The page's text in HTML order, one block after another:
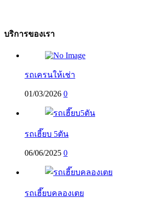
บริการของเรา
รถเครนให้เช่า
01/03/2026 0
รถเฮี๊ยบ 5ตัน
06/06/2025 0
รถเฮี๊ยบคลองเตย